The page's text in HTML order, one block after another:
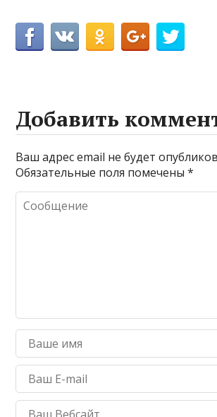
Добавить
Ваш адрес email не будет
Обязательные поля помечены*